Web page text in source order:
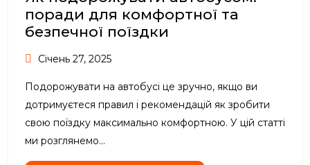
поради для комфортної та
безпечної поїздки
Січень 27, 2025
Подорожувати на автобусі це зручно, якщо ви
дотримуєтеся правил і рекомендацій як зробити
свою поїздку максимально комфортною. У цій статті
ми розглянемо...